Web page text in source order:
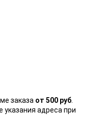
заказа от 500 руб
адреса при